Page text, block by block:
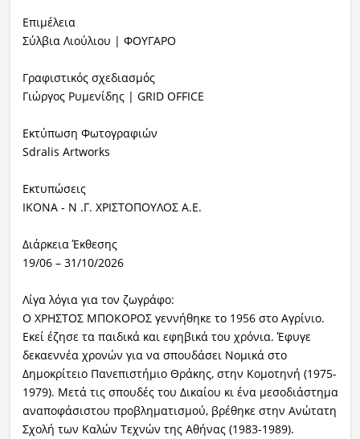
Επιμέλεια
Σύλβια Λιούλιου | ΦΟΥΓΑΡΟ
Γραφιστικός σχεδιασμός
Γιώργος Ρυμενίδης | GRID OFFICE
Εκτύπωση Φωτογραφιών
Sdralis Artworks
Εκτυπώσεις
IKONA - Ν .Γ. ΧΡΙΣΤΟΠΟΥΛΟΣ Α.Ε.
Διάρκεια Έκθεσης
19/06 – 31/10/2026
Λίγα λόγια για τον ζωγράφο:
Ο ΧΡΗΣΤΟΣ ΜΠΟΚΟΡΟΣ γεννήθηκε το 1956 στο Αγρίνιο.
Εκεί έζησε τα παιδικά και εφηβικά του χρόνια. Έφυγε
δεκαεννέα χρονών για να σπουδάσει Νομικά στο
Δημοκρίτειο Πανεπιστήμιο Θράκης, στην Κομοτηνή (1975-
1979). Μετά τις σπουδές του Δικαίου κι ένα μεσοδιάστημα
αναποφάσιστου προβληματισμού, βρέθηκε στην Ανώτατη
Σχολή των Καλών Τεχνών της Αθήνας (1983-1989).